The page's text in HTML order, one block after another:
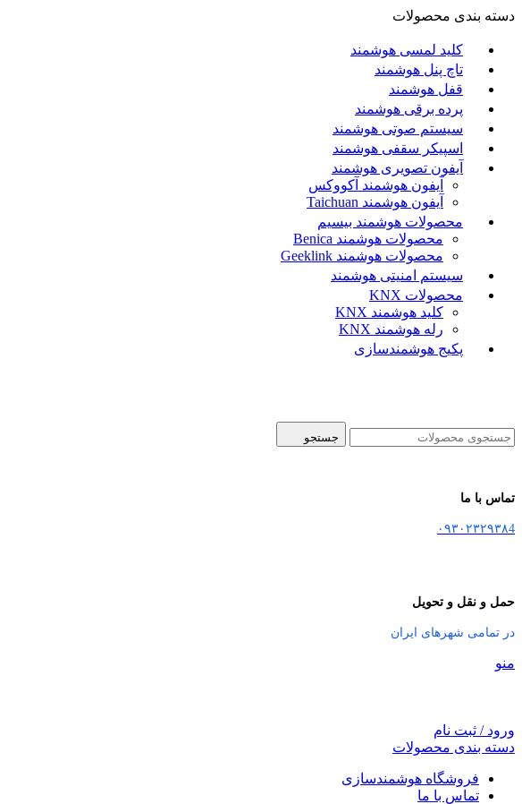
دسته بندی محصولات
کلید لمسی هوشمند
تاچ پنل هوشمند
قفل هوشمند
پرده برقی هوشمند
سیستم صوتی هوشمند
اسپیکر سقفی هوشمند
آیفون تصویری هوشمند
آيفون هوشمند آکووکس
آیفون هوشمند Taichuan
محصولات هوشمند بیسیم
محصولات هوشمند Benica
محصولات هوشمند Geeklink
سیستم امنیتی هوشمند
محصولات KNX
کلید هوشمند KNX
رله هوشمند KNX
پکیج هوشمندسازی
جستجو
تماس با ما
۰۹۳۰۲۳۲۹۳۸4
حمل و نقل و تحویل
در تمامی شهرهای ایران
منو
ورود / ثبت نام
دسته بندی محصولات
فروشگاه هوشمندسازی
تماس با ما